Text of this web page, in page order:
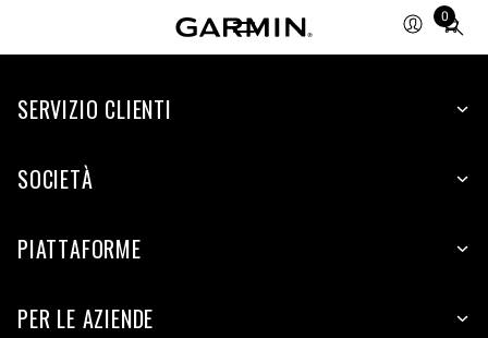
0
Total
items
cart:
SERVIZIO CLIENTI
SOCIETÀ
PIATTAFORME
PER LE AZIENDE